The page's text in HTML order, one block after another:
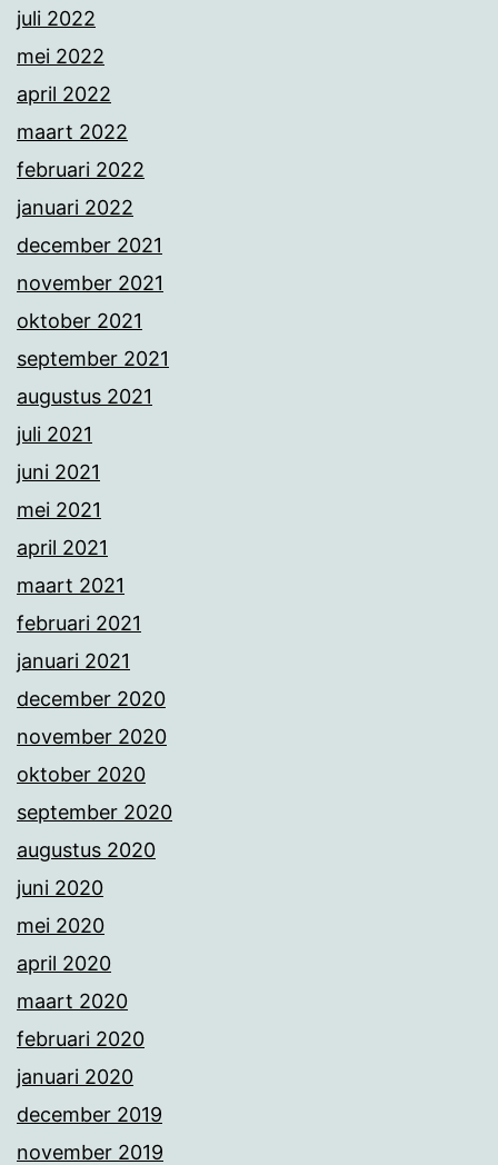
juli 2022
mei 2022
april 2022
maart 2022
februari 2022
januari 2022
december 2021
november 2021
oktober 2021
september 2021
augustus 2021
juli 2021
juni 2021
mei 2021
april 2021
maart 2021
februari 2021
januari 2021
december 2020
november 2020
oktober 2020
september 2020
augustus 2020
juni 2020
mei 2020
april 2020
maart 2020
februari 2020
januari 2020
december 2019
november 2019